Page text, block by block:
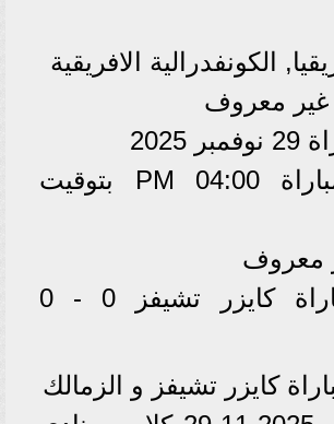
الكونفدرالية الافريقية
غير معروف
2025
توقيت المباراة 04:00 PM بتوقيت
معروف
نتيجة المباراة كايزر تشيفز 0 - 0
كايزر تشيفز و الزمالك